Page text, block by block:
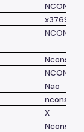
NCONSTA
x376963
NCONSTA
Nconsta
NCONSTA
Nao
nconsta
X
Nconsta